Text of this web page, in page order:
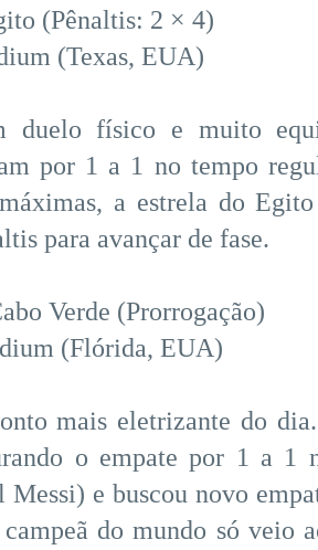
(Pênaltis: 2 × 4)
(Texas, EUA)
duelo físico e muito
por 1 a 1 no tempo
a estrela do
para avançar de fase.
Verde (Prorrogação)
(Flórida, EUA)
mais eletrizante do
o empate por 1 a 1
e buscou novo
do mundo só veio